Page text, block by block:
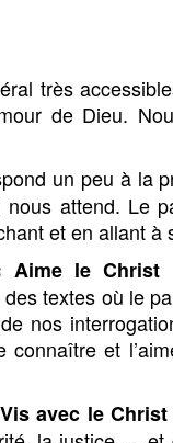
très
de Dieu.
un peu à la
attend. Le
et en allant à
Aime le Christ
textes où le
nos
et
avec le Christ